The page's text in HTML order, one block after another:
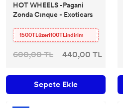
HOT WHEELS -Pagani
Zonda Cınque - Exoticars
1500TLüzeri100TLindirim
600,00 TL 440,00 TL
Sepete Ekle